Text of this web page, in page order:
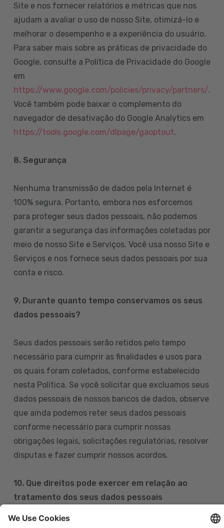
Site e nos fornecer relatórios e métricas que nos
ajudam a avaliar o uso de nosso Site, otimizá-lo e
melhorar o desempenho e a experiência do usuário.
Para saber mais sobre as práticas de privacidade do
Google, consulte a Política de Privacidade do Google
em
https://www.google.com/policies/privacy/partners/.
Você também pode baixar o complemento do
navegador de desativação do Google Analytics em
https://tools.google.com/dlpage/gaoptout.
8. Segurança
Nenhuma transmissão de dados pela Internet é
100% segura. Portanto, embora nos esforcemos
para proteger seus dados pessoais, não podemos
garantir a segurança das informações coletadas por
meio de nosso Site e Serviços. Você usa nosso Site e
Serviços e nos fornece seus dados pessoais por sua
conta e risco.
9. Durante quanto tempo conservamos os seus
dados pessoais?
Seus dados pessoais serão retidos pelo tempo
necessário para cumprir as finalidades e usos para
os quais foram coletados, conforme estabelecido
nesta Política. Se você solicitar que excluamos seus
dados pessoais de nossos bancos de dados, observe
que ainda podemos reter seus dados pessoais
conforme necessário para cumprir nossas
obrigações legais, solicitações regulatórias, resolver
disputas e fazer cumprir nossos acordos.
10. Que direitos pode exercer em relação ao
tratamento dos seus dados pessoais